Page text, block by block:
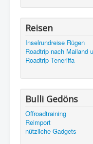
Reisen
Inselrundreise Rügen
Roadtrip nach Mailand
Roadtrip Teneriffa
Bulli Gedöns
Offroadtraining
Reimport
nützliche Gadgets